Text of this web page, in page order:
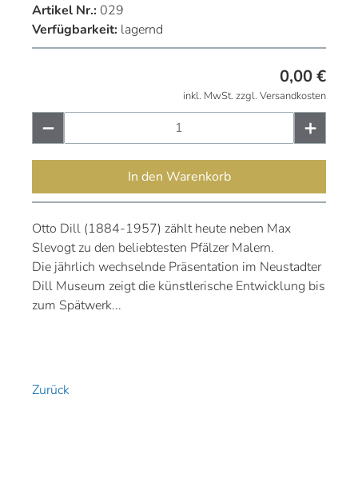
Artikel Nr.: 029
Verfügbarkeit: lagernd
0,00€
inkl. MwSt. zzgl. Versandkosten
In den Warenkorb
Otto Dill (1884-1957) zählt heute neben Max
Slevogt zu den beliebtesten Pfälzer Malern.
Die jährlich wechselnde Präsentation im Neustadter
Dill Museum zeigt die künstlerische Entwicklung bis
zum Spätwerk...
Zurück